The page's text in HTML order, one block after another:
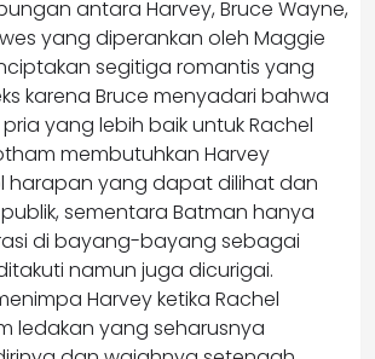
antara Harvey, Bruce Wayne,
yang diperankan oleh Maggie
segitiga romantis yang
karena Bruce menyadari bahwa
yang lebih baik untuk Rachel
membutuhkan Harvey
harapan yang dapat dilihat dan
sementara Batman hanya
di bayang-bayang sebagai
namun juga dicurigai.
Harvey ketika Rachel
ledakan yang seharusnya